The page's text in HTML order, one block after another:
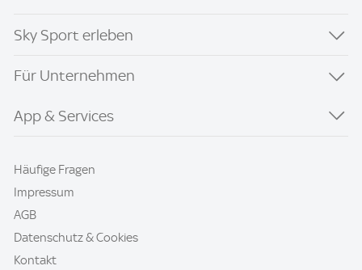
Sky Sport erleben
Für Unternehmen
App & Services
Häufige Fragen
Impressum
AGB
Datenschutz & Cookies
Kontakt